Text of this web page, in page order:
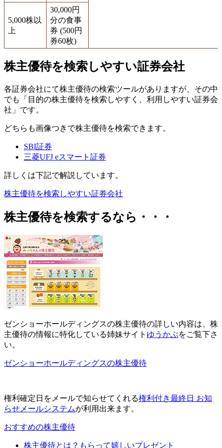
5,000株以
上
30,000円
分の食事
券 (500円
券60枚)
株主優待を検索しやすい証券会社
各証券会社にて株主優待の検索ツールがありますが、その中
でも「目的の株主優待を検索しやすく、利用しやすい証券会
社」です。
どちらも画像つきで株主優待を検索できます。
SBI証券
三菱UFJ eスマート証券
詳しくは下記で解説しています。
株主優待を検索しやすい証券会社
株主優待を検索するなら・・・
ゼンショーホールディングスの株主優待の詳しい内容は、 株
主優待の情報に特化している姉妹サイト ゆうかぶをご覧下さ
い。
ゼンショーホールディングスの株主優待
権利確定日をメールで知らせてくれる権利付き最終日 お知
らせメールシステムが利用出来ます。
おすすめの株主優待
株主優待とは？もらって嬉しいプレゼント